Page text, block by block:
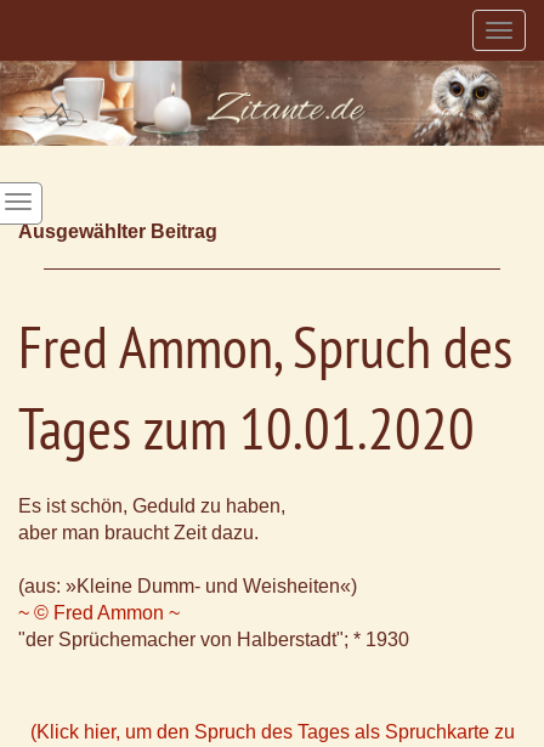
Ausgewählter Beitrag
Fred Ammon, Spruch des
Tages zum 10.01.2020
Es ist schön, Geduld zu haben,
aber man braucht Zeit dazu.
(aus: »Kleine Dumm- und Weisheiten«)
~ © Fred Ammon ~
"der Sprüchemacher von Halberstadt"; * 1930
(Klick hier, um den Spruch des Tages als Spruchkarte zu